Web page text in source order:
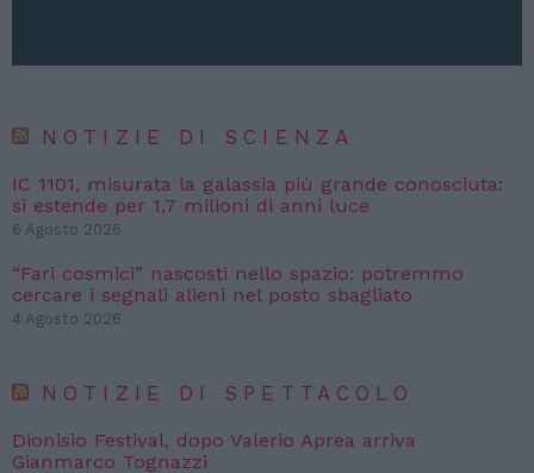
NOTIZIE DI SCIENZA
IC 1101, misurata la galassia più grande conosciuta:
si estende per 1,7 milioni di anni luce
6 Agosto 2026
“Fari cosmici” nascosti nello spazio: potremmo
cercare i segnali alieni nel posto sbagliato
4 Agosto 2026
NOTIZIE DI SPETTACOLO
Dionisio Festival, dopo Valerio Aprea arriva
Gianmarco Tognazzi